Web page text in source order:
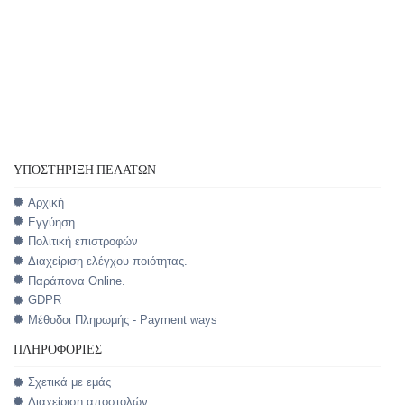
ΥΠΟΣΤΉΡΙΞΗ ΠΕΛΑΤΏΝ
Αρχική
Εγγύηση
Πολιτική επιστροφών
Διαχείριση ελέγχου ποιότητας.
Παράπονα Online.
GDPR
Μέθοδοι Πληρωμής - Payment ways
ΠΛΗΡΟΦΟΡΊΕΣ
Σχετικά με εμάς
Διαχείριση αποστολών